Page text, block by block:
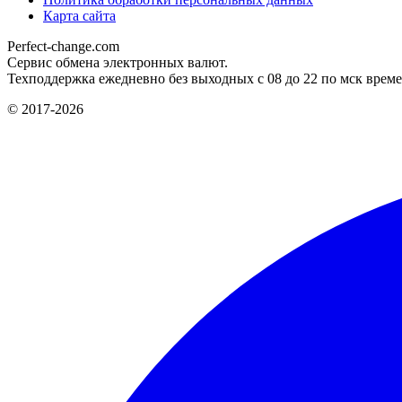
Карта сайта
Perfect-change.com
Сервис обмена электронных валют.
Техподдержка ежедневно без выходных с 08 до 22 по мск
© 2017-2026